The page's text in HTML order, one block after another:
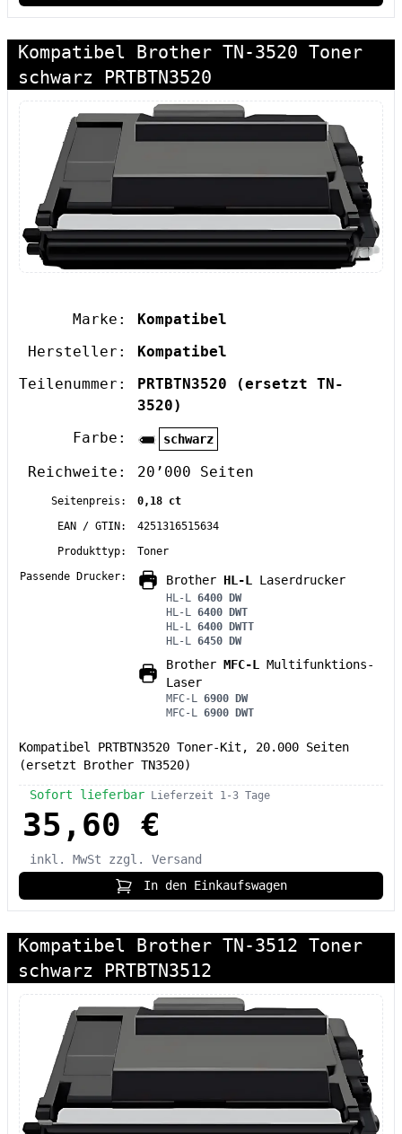
Kompatibel Brother TN-3520 Toner
schwarz PRTBTN3520
Marke:
Kompatibel
Hersteller:
Kompatibel
Teilenummer:
PRTBTN3520
(ersetzt TN-
3520)
Farbe:
schwarz
Reichweite: 20’000 Seiten
Seitenpreis:
0,18 ct
EAN / GTIN:
4251316515634
Produkttyp:
Toner
Passende Drucker:
Brother HL-L Laserdrucker
HL-L 6400 DW
HL-L 6400 DWT
HL-L 6400 DWTT
HL-L 6450 DW
Brother MFC-L Multifunktions-
Laser
MFC-L 6900 DW
MFC-L 6900 DWT
Kompatibel PRTBTN3520 Toner-Kit, 20.000 Seiten
(ersetzt Brother TN3520)
Sofort lieferbar Lieferzeit 1-3 Tage
35,60 €
inkl. MwSt
zzgl. Versand
In den Einkaufswagen
Kompatibel Brother TN-3512 Toner
schwarz PRTBTN3512